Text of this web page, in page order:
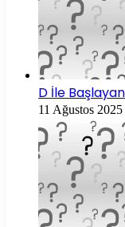
D İle
11 Ağustos 2025